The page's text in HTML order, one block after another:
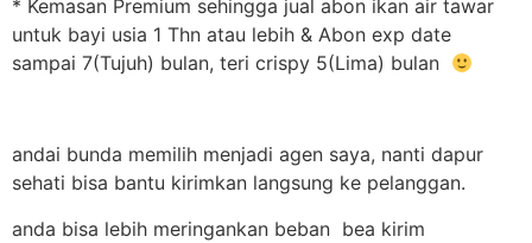
* Kemasan Premium sehingga jual abon ikan air tawar
untuk bayi usia 1 Thn atau lebih & Abon exp date
sampai 7(Tujuh) bulan, teri crispy 5(Lima) bulan
andai bunda memilih menjadi agen saya, nanti dapur
sehati bisa bantu kirimkan langsung ke pelanggan.
anda bisa lebih meringankan beban bea kirim